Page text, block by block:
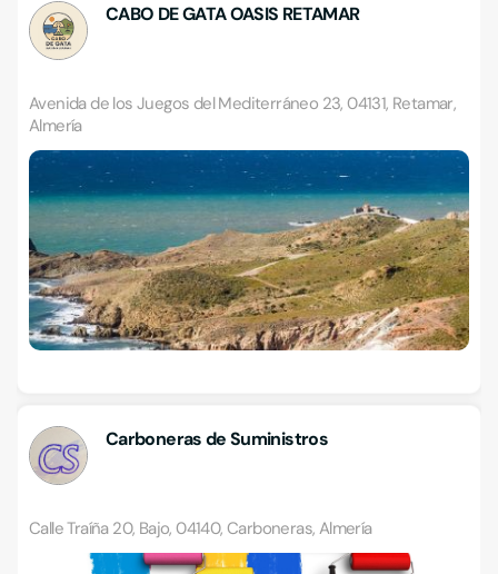
CABO DE GATA OASIS RETAMAR
Avenida de los Juegos del Mediterráneo 23, 04131, Retamar,
Almería
Carboneras de Suministros
Calle Traíña 20, Bajo, 04140, Carboneras, Almería